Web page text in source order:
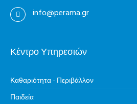
info@perama.gr
Κέντρο Υπηρεσιών
Καθαριότητα - Περιβάλλον
Παιδεία